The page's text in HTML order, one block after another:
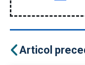
Articol